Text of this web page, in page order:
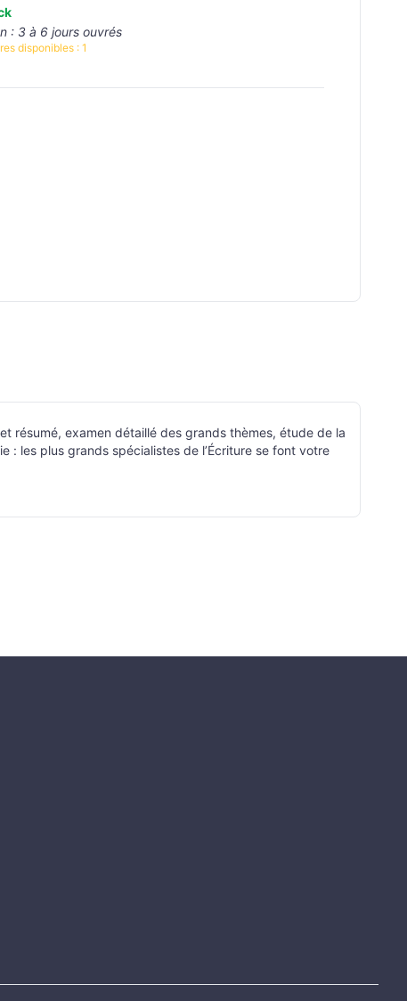
: 3 à 6 jours ouvrés
disponibles :1
résumé, examen détaillé des grands thèmes, étude de la
: les plus grands spécialistes de l’Écriture se font votre